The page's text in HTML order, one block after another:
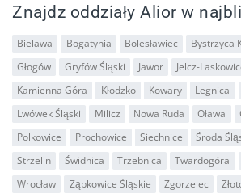
Znajdz oddziały Alior w
Bielawa Bogatynia Bolesławiec Bystrzyca
Głogów
Gryfów Śląski Jawor Jelcz-
Kamienna Góra
Kłodzko Kowary Legnica
Lwówek Śląski
Milicz Nowa Ruda Oława
Polkowice
Prochowice Siechnice Środa
Strzelin
Świdnica Trzebnica Twardogóra
Wrocław
Ząbkowice Śląskie Zgorzelec